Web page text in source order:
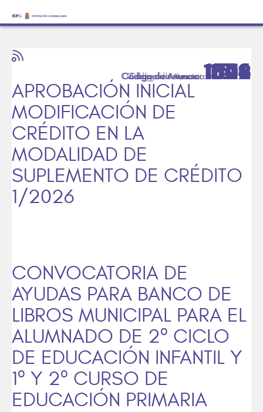
APROBACIÓN INICIAL
MODIFICACIÓN DE
CRÉDITO EN LA
MODALIDAD DE
SUPLEMENTO DE CRÉDITO
1/2026
1549
CONVOCATORIA DE
AYUDAS PARA BANCO DE
LIBROS MUNICIPAL PARA EL
ALUMNADO DE 2º CICLO
DE EDUCACIÓN INFANTIL Y
1º Y 2º CURSO DE
EDUCACIÓN PRIMARIA
1548
1526
1512
1302
1146